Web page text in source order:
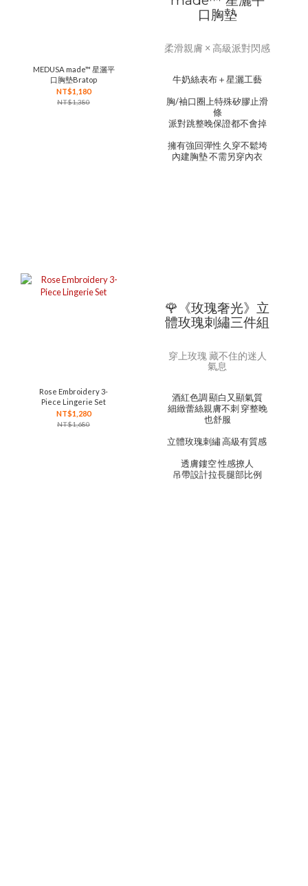
MEDUSA made™ 星灑平
口胸墊Bratop
NT$1,180
NT$1,380
口胸墊
柔滑親膚 × 高級派對閃感
牛奶絲表布＋星灑工藝
胸/袖口圈上特殊矽膠止滑
條
派對跳整晚保證都不會掉
擁有強回彈性 久穿不鬆垮
內建胸墊 不需另穿內衣
Rose Embroidery 3-
Piece Lingerie Set
NT$1,280
NT$1,680
🌹《玫瑰奢光》立
體玫瑰刺繡三件組
穿上玫瑰 藏不住的迷人
氣息
酒紅色調 顯白又顯氣質
細緻蕾絲親膚不刺 穿整晚
也舒服
立體玫瑰刺繡 高級有質感
透膚鏤空 性感撩人
吊帶設計拉長腿部比例